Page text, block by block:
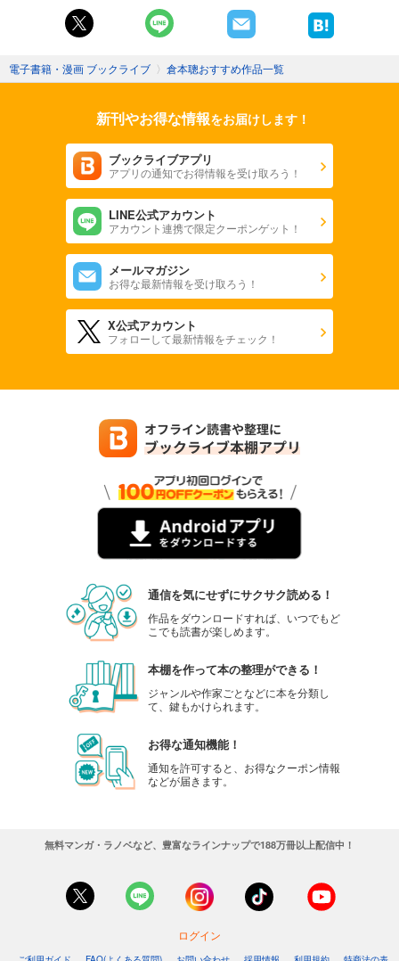
電子書籍・漫画 ブックライブ 〉 倉本聰おすすめ作品一覧
新刊やお得な情報をお届けします！
ブックライブアプリ
アプリの通知でお得情報を受け取ろう！
LINE公式アカウント
アカウント連携で限定クーポンゲット！
メールマガジン
お得な最新情報を受け取ろう！
X公式アカウント
フォローして最新情報をチェック！
通信を気にせずにサクサク読める！
作品をダウンロードすれば、いつでもど
こでも読書が楽しめます。
本棚を作って本の整理ができる！
ジャンルや作家ごとなどに本を分類し
て、鍵もかけられます。
お得な通知機能！
通知を許可すると、お得なクーポン情報
などが届きます。
無料マンガ・ラノベなど、豊富なラインナップで188万冊以上配信中！
ログイン